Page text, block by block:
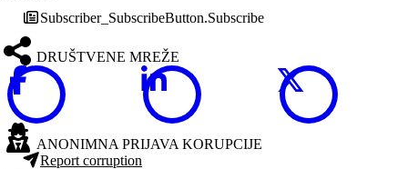
Subscriber_SubscribeButton.Subscribe
DRUŠTVENE MREŽE
ANONIMNA PRIJAVA KORUPCIJE
Report corruption